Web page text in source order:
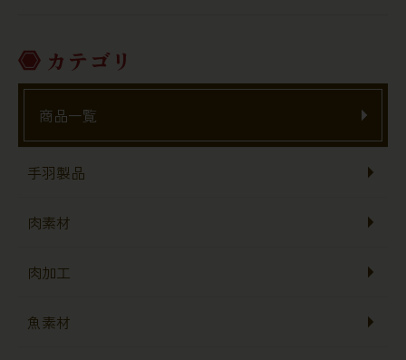
カテゴリ
商品一覧
手羽製品
肉素材
肉加工
魚素材